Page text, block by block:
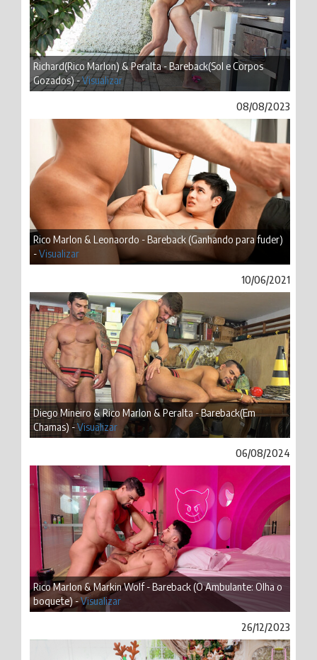
Richard(Rico Marlon) & Peralta - Bareback(Sol e Corpos
Gozados) -Visualizar
08/08/2023
Rico Marlon & Leonaordo - Bareback (Ganhando para fuder)
-Visualizar
10/06/2021
Diego Mineiro & Rico Marlon & Peralta - Bareback(Em
Chamas) -Visualizar
06/08/2024
Rico Marlon & Markin Wolf - Bareback (O Ambulante: Olha o
boquete) -Visualizar
26/12/2023